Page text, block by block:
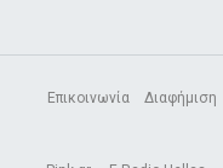
Επικοινωνία Διαφήμιση